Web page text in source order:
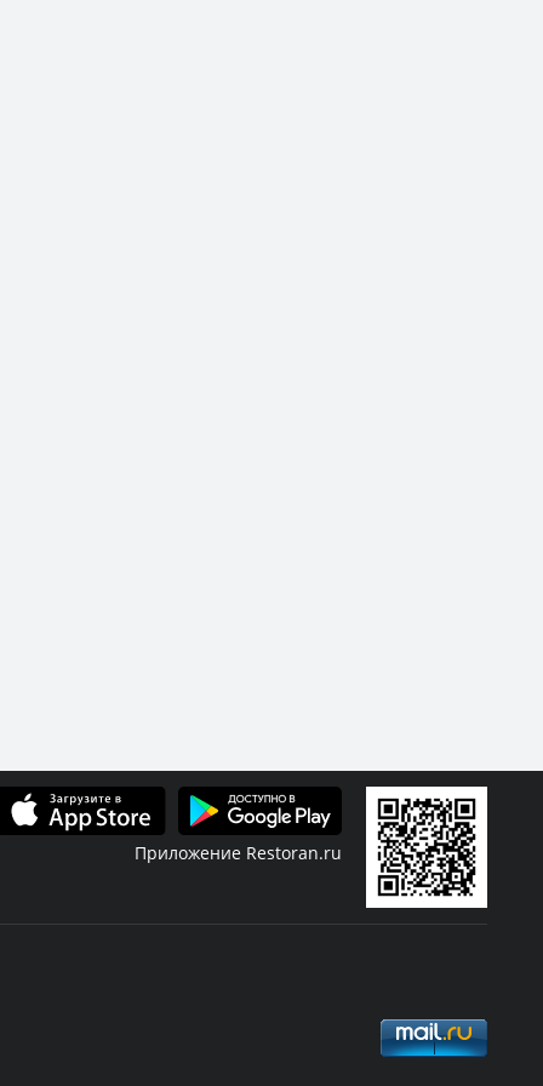
за свои права и возможности в
даме.
метров.
корт».
ещё и послушать живую музыку,
мероприятиях с ведущим и
акции, подарки девушкам, специальные
необыкновенное. Читайте предложения от
8 Марта в удобном, красивом, а
Приложение Restoran.ru
Журнал